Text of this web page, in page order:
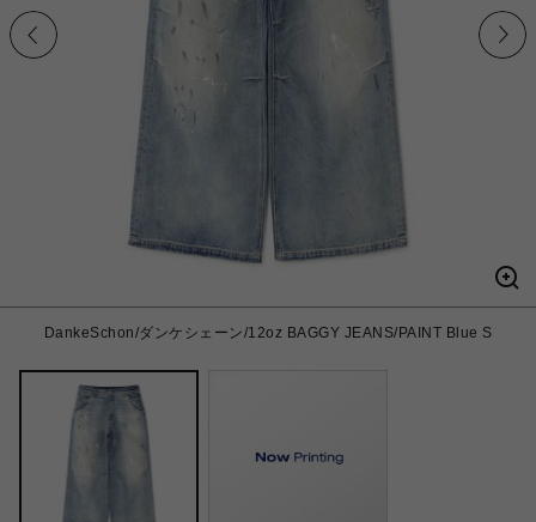
DankeSchon/ダンケシェーン/12oz BAGGY JEANS/PAINT Blue S